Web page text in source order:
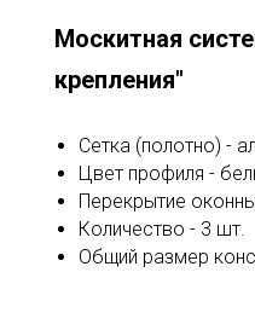
Москитная
крепления"
Сетка (полотно) -
Цвет профиля -
Перекрытие
Количество - 3 шт.
Общий размер